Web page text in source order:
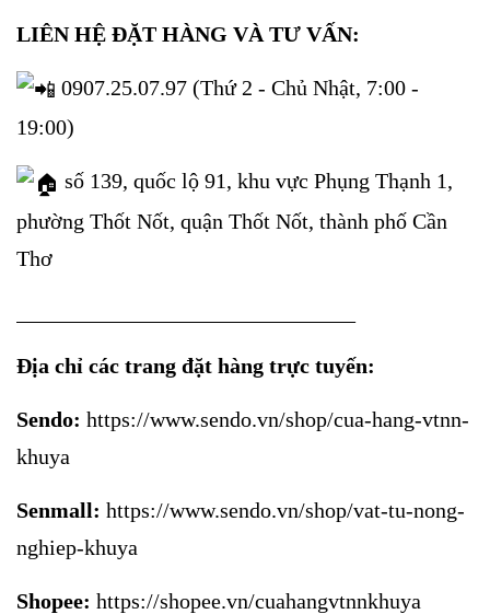
LIÊN HỆ ĐẶT HÀNG VÀ TƯ VẤN:
0907.25.07.97 (Thứ 2 - Chủ Nhật, 7:00 -
19:00)
số 139, quốc lộ 91, khu vực Phụng Thạnh 1,
phường Thốt Nốt, quận Thốt Nốt, thành phố Cần
Thơ
Địa chỉ các trang đặt hàng trực tuyến:
Sendo: https://www.sendo.vn/shop/cua-hang-vtnn-
khuya
Senmall: https://www.sendo.vn/shop/vat-tu-nong-
nghiep-khuya
Shopee: https://shopee.vn/cuahangvtnnkhuya